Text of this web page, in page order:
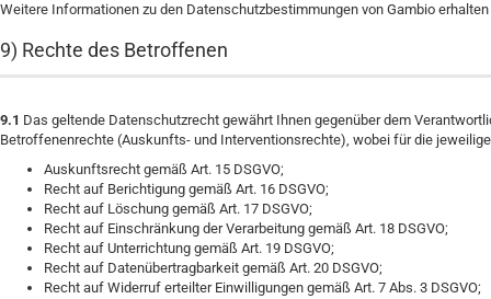
Weitere Informationen zu den Datenschutzbestimmungen von Gambio
9) Rechte des Betroffenen
9.1 Das geltende Datenschutzrecht gewährt Ihnen gegenüber dem
Betroffenenrechte (Auskunfts- und Interventionsrechte), wobei für die
Auskunftsrecht gemäß Art. 15 DSGVO;
Recht auf Berichtigung gemäß Art. 16 DSGVO;
Recht auf Löschung gemäß Art. 17 DSGVO;
Recht auf Einschränkung der Verarbeitung gemäß Art. 18 DSGVO;
Recht auf Unterrichtung gemäß Art. 19 DSGVO;
Recht auf Datenübertragbarkeit gemäß Art. 20 DSGVO;
Recht auf Widerruf erteilter Einwilligungen gemäß Art. 7 Abs. 3 DSGVO;